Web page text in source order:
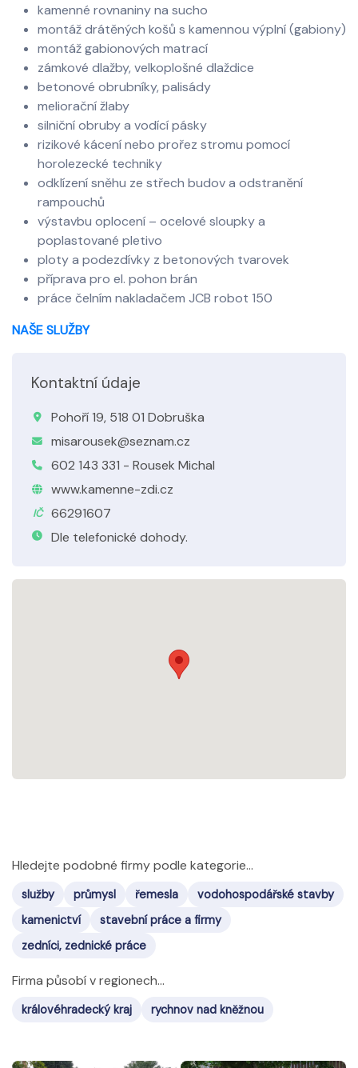
kamenné rovnaniny na sucho
montáž drátěných košů s kamennou výplní (gabiony)
montáž gabionových matrací
zámkové dlažby, velkoplošné dlaždice
betonové obrubníky, palisády
meliorační žlaby
silniční obruby a vodící pásky
rizikové kácení nebo prořez stromu pomocí
horolezecké techniky
odklízení sněhu ze střech budov a odstranění
rampouchů
výstavbu oplocení – ocelové sloupky a
poplastované pletivo
ploty a podezdívky z betonových tvarovek
příprava pro el. pohon brán
práce čelním nakladačem JCB robot 150
NAŠE SLUŽBY
Kontaktní údaje
Pohoří 19, 518 01 Dobruška
misarousek@seznam.cz
602 143 331 - Rousek Michal
www.kamenne-zdi.cz
IČ
66291607
Dle telefonické dohody.
Hledejte podobné firmy podle kategorie...
služby průmysl řemesla
vodohospodářské stavby
kamenictví
stavební práce a firmy
zedníci, zednické práce
Firma působí v regionech...
královéhradecký kraj rychnov nad kněžnou